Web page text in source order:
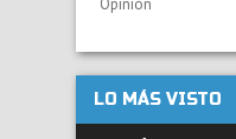
Opinión
LO MÁS VISTO